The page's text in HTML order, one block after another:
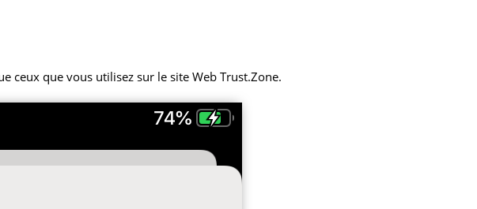
ceux que vous utilisez sur le site Web Trust.Zone.